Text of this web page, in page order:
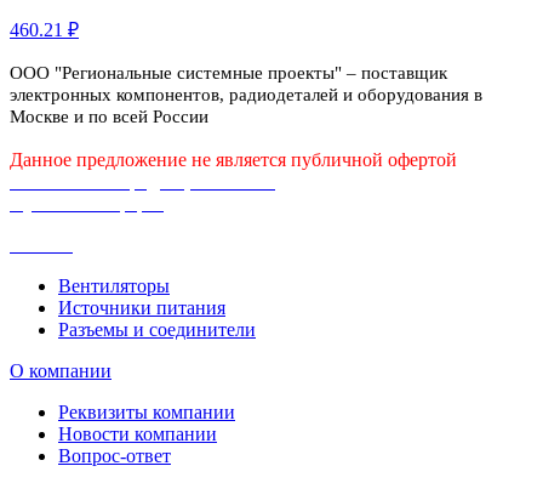
460.21 ₽
ООО "Региональные системные проекты" – поставщик
электронных компонентов, радиодеталей и оборудования в
Москве и по всей России
Данное предложение не является публичной офертой
Вентиляторы
Источники питания
Разъемы и соединители
О компании
Реквизиты компании
Новости компании
Вопрос-ответ